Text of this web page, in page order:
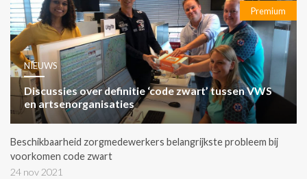
Premium
NIEUWS
Discussies over definitie ‘code zwart’ tussen VWS
en artsenorganisaties
Beschikbaarheid zorgmedewerkers belangrijkste probleem bij
voorkomen code zwart
24 nov 2021